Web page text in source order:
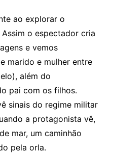
ao explorar o
o espectador cria
e vemos
marido e mulher entre
além do
pai com os filhos.
sinais do regime militar
a protagonista vê,
mar, um caminhão
pela orla.